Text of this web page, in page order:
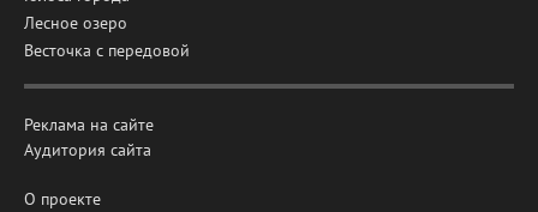
Лесное озеро
Весточка с передовой
Реклама на сайте
Аудитория сайта
О проекте